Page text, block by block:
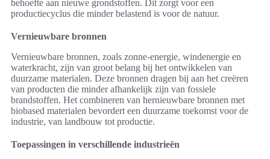
behoefte aan nieuwe grondstoffen. Dit zorgt voor een
productiecyclus die minder belastend is voor de natuur.
Vernieuwbare bronnen
Vernieuwbare bronnen, zoals zonne-energie, windenergie en
waterkracht, zijn van groot belang bij het ontwikkelen van
duurzame materialen. Deze bronnen dragen bij aan het creëren
van producten die minder afhankelijk zijn van fossiele
brandstoffen. Het combineren van hernieuwbare bronnen met
biobased materialen bevordert een duurzame toekomst voor de
industrie, van landbouw tot productie.
Toepassingen in verschillende industrieën